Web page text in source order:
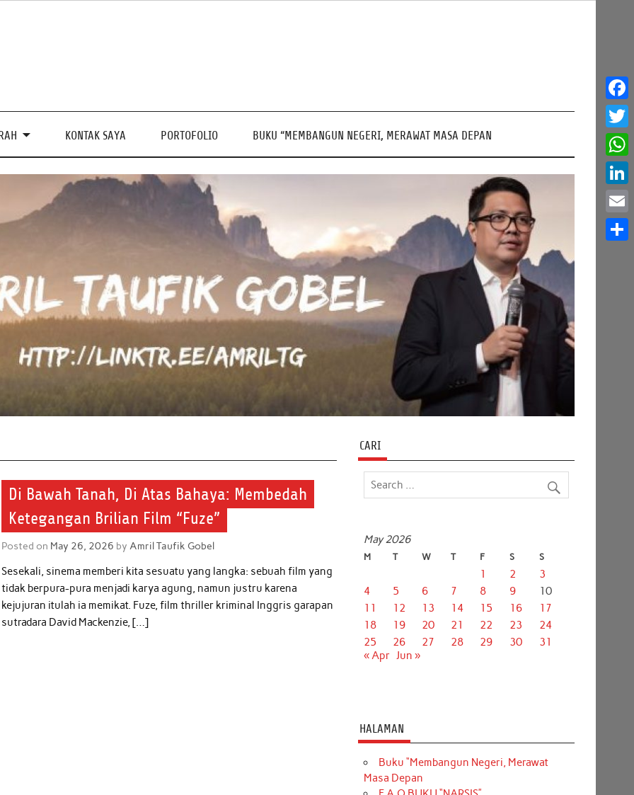
KONTAK SAYA PORTOFOLIO BUKU “MEMBANGUN NEGERI, MERAWAT MASA DEPAN
Di Bawah Tanah, Di Atas Bahaya: Membedah
Ketegangan Brilian Film “Fuze”
Posted on May 26, 2026 byAmril Taufik Gobel
Sesekali, sinema memberi kita sesuatu yang langka: sebuah film yang
tidak berpura-pura menjadi karya agung, namun justru karena
kejujuran itulah ia memikat. Fuze, film thriller kriminal Inggris garapan
sutradara David Mackenzie, […]
CARI
May 2026
M T W T F S S
1 2
3
4
5 6 7 8 9
10
11
12 13 14 15 16
17
18
19 20 21 22 23
24
25
26 27 28 29 30
31
« Apr Jun »
HALAMAN
Buku “Membangun Negeri, Merawat
Masa Depan
Email